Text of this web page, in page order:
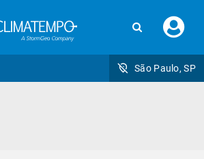
seu
São Paulo, SP